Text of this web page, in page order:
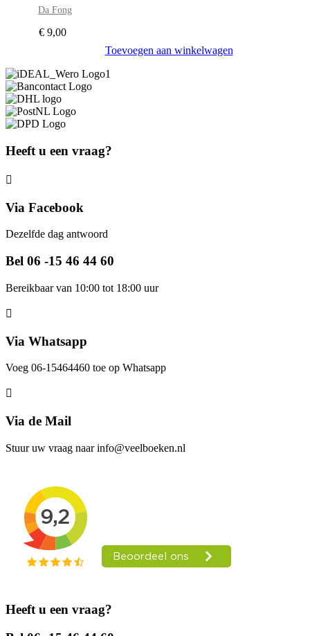
Da Fong
€ 9,00
Toevoegen aan winkelwagen
Heeft u een vraag?
Via Facebook
Dezelfde dag antwoord
Bel 06 -15 46 44 60
Bereikbaar van 10:00 tot 18:00 uur
Via Whatsapp
Voeg 06-15464460 toe op Whatsapp
Via de Mail
Stuur uw vraag naar info@veelboeken.nl
Heeft u een vraag?